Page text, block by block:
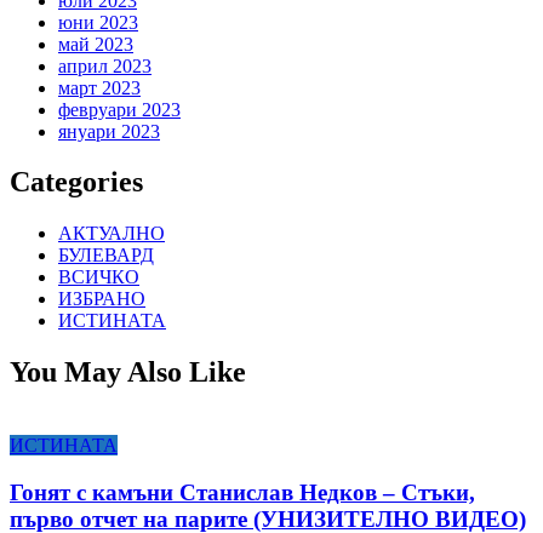
юни 2023
май 2023
април 2023
март 2023
февруари 2023
януари 2023
Categories
АКТУАЛНО
БУЛЕВАРД
ВСИЧКО
ИЗБРАНО
ИСТИНАТА
You May Also Like
ИСТИНАТА
Гонят с камъни Станислав Недков – Стъки,
първо отчет на парите (УНИЗИТЕЛНО ВИДЕО)